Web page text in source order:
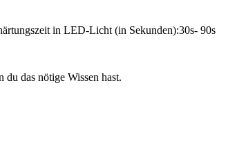
in LED-Licht (in Sekunden):30s- 90s
das nötige Wissen hast.